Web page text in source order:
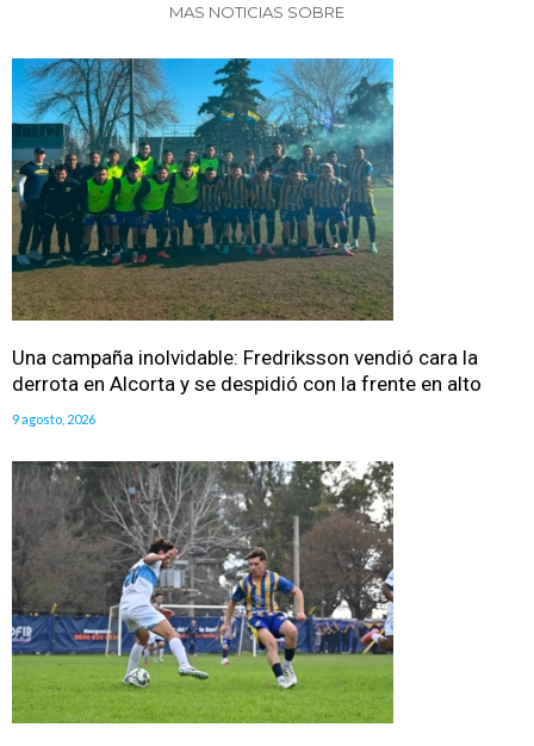
MAS NOTICIAS SOBRE
Una campaña inolvidable: Fredriksson vendió cara la
derrota en Alcorta y se despidió con la frente en alto
9 agosto, 2026